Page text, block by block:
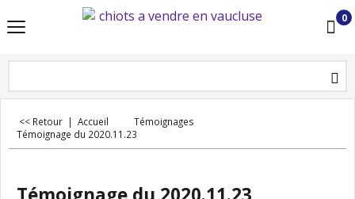
0
<< Retour | Accueil
Témoignages
Témoignage du 2020.11.23